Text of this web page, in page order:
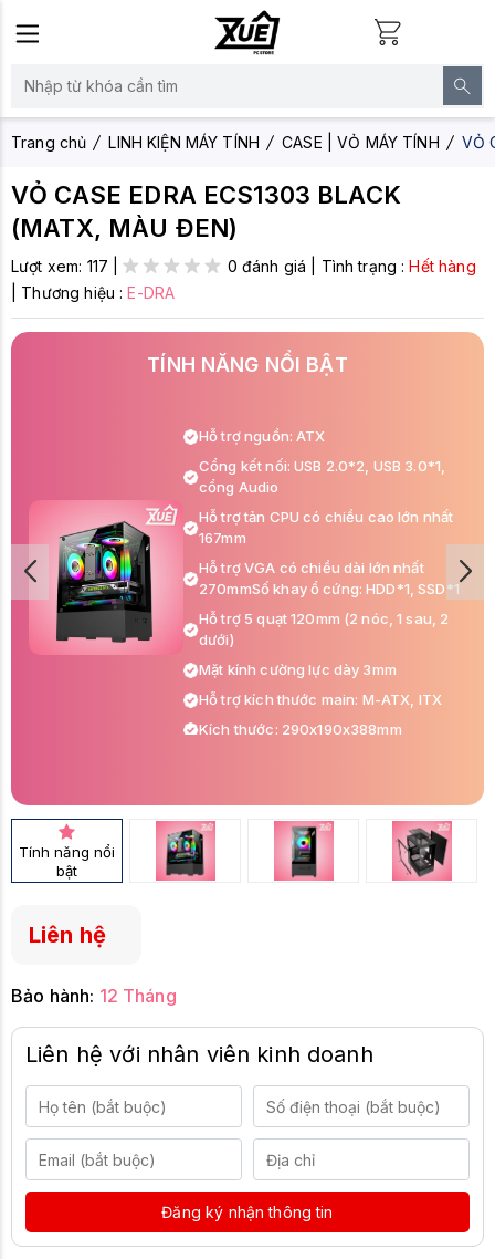
Trang chủ LINH KIỆN MÁY TÍNH CASE | VỎ MÁY TÍNH VỎ
VỎ CASE EDRA ECS1303 BLACK
(MATX, MÀU ĐEN)
Lượt xem: 117 | 0 đánh giá Tình trạng :Hết hàng
Thương hiệu :E-DRA
TÍNH NĂNG NỔI BẬT
Hỗ trợ nguồn: ATX
Cổng kết nối: USB 2.0*2, USB 3.0*1,
cổng Audio
Hỗ trợ tản CPU có chiều cao lớn nhất
167mm
Hỗ trợ VGA có chiều dài lớn nhất
270mmSố khay ổ cứng: HDD*1, SSD*1
Hỗ trợ 5 quạt 120mm (2 nóc, 1 sau, 2
dưới)
Mặt kính cường lực dày 3mm
Hỗ trợ kích thước main: M-ATX, ITX
Kích thước: 290x190x388mm
Cân nặng: 2.5kg, cả hộp 3kg
Tính năng nổi
bật
Liên hệ
Bảo hành: 12 Tháng
Liên hệ với nhân viên kinh doanh
Đăng ký nhận thông tin